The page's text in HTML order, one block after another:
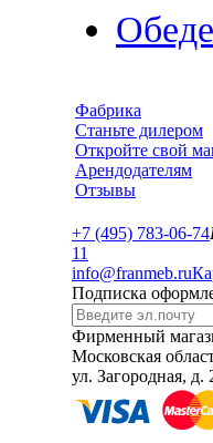
Фабрика
Станьте дилером
Откройте свой
Арендодателям
Отзывы
+7 (495) 783-06-74
11
info@franmeb.ru
Подписка
Фирменный
Московская
ул. Загородная, д.